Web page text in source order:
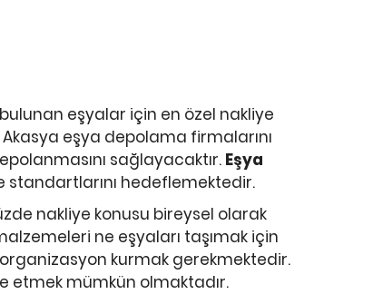
eşyalar için en özel nakliye
eşya depolama firmalarını
sağlayacaktır. Eşya
standartlarını hedeflemektedir.
nakliye konusu bireysel olarak
ne eşyaları taşımak için
kurmak gerekmektedir.
mümkün olmaktadır.